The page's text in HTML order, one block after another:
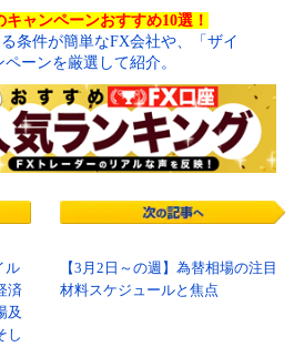
ャンペーンおすすめ10選！
条件が簡単なFX会社や、「ザイ
ーンを厳選して紹介。
ル
済
及
し
【3月2日～の週】為替相場の注目
材料スケジュールと焦点